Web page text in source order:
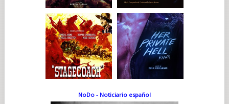
NoDo - Noticiario español